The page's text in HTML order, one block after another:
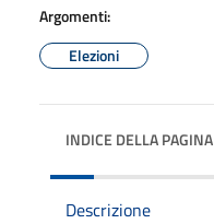
Argomenti:
Elezioni
INDICE DELLA PAGINA
Descrizione